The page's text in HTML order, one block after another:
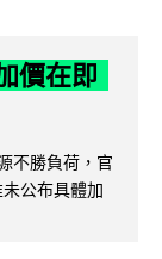
價在即
不勝負荷，官
公布具體加